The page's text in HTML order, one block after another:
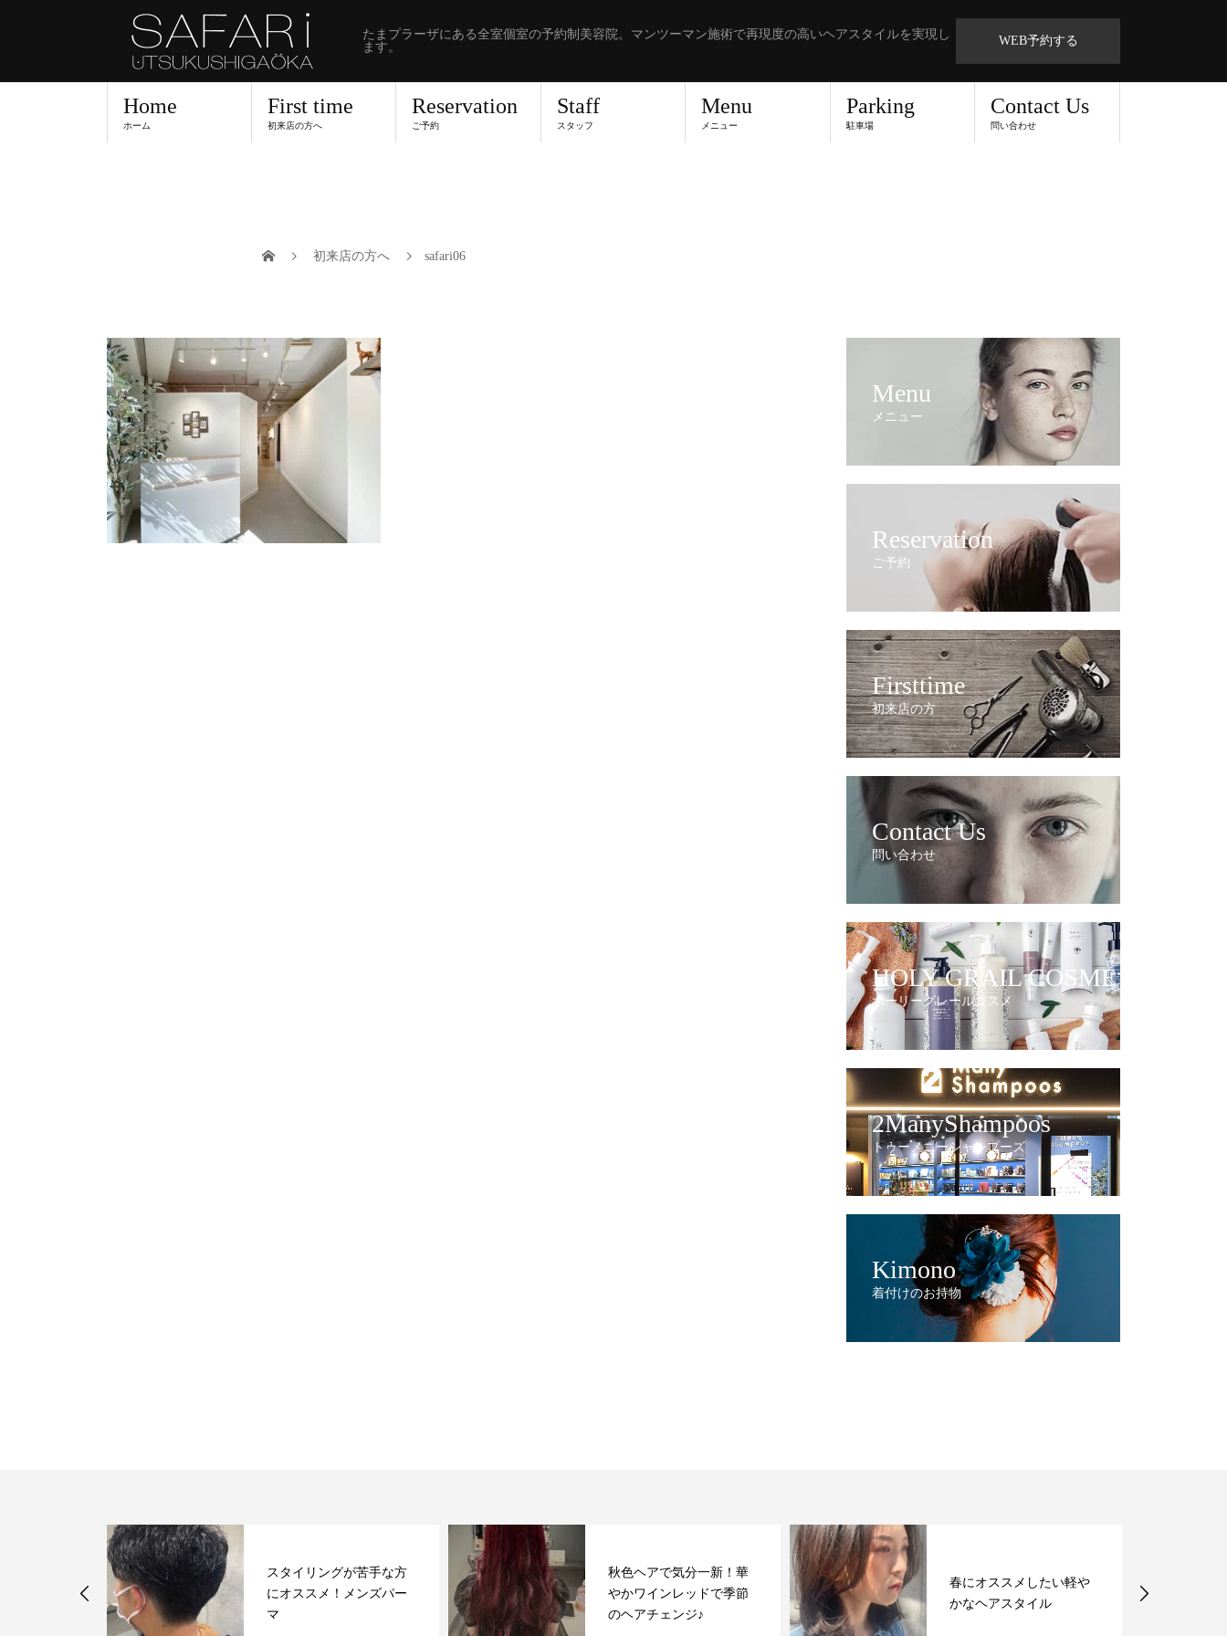
たまプラーザにある全室個室の予約制美容院。マンツーマン施術で再現度の高いヘアスタイルを実現し
ます。
WEB予約する
Home
ホーム
First time
初来店の方へ
Reservation
ご予約
Staff
スタッフ
Menu
メニュー
Parking
駐車場
Contact Us
問い合わせ
初来店の方へ safari06
Menu
メニュー
Reservation
ご予約
Firsttime
初来店の方
Contact Us
問い合わせ
HOLY GRAIL COSME
ホーリーグレールコスメ
2ManyShampoos
トゥーメニーシャンプーズ
Kimono
着付けのお持物
スタイリングが苦手な方
にオススメ！メンズパー
マ
秋色ヘアで気分一新！華
やかワインレッドで季節
のヘアチェンジ♪
春にオススメしたい軽や
かなヘアスタイル